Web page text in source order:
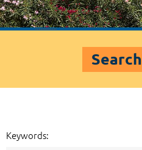
Search
Keywords: